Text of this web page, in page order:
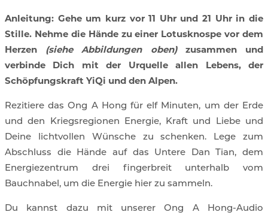
Anleitung: Gehe um kurz vor 11 Uhr und 21 Uhr in die
Stille. Nehme die Hände zu einer Lotusknospe vor dem
Herzen (siehe Abbildungen oben)zusammen und
verbinde Dich mit der Urquelle allen Lebens, der
Schöpfungskraft YiQi und den Alpen.
Rezitiere das Ong A Hong für elf Minuten, um der Erde
und den Kriegsregionen Energie, Kraft und Liebe und
Deine lichtvollen Wünsche zu schenken. Lege zum
Abschluss die Hände auf das Untere Dan Tian, dem
Energiezentrum drei fingerbreit unterhalb vom
Bauchnabel, um die Energie hier zu sammeln.
Du kannst dazu mit unserer Ong A Hong-Audio